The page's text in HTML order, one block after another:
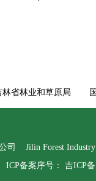
林省林业和草原局
司 Jilin Forest
ICP备案序号： 吉ICP